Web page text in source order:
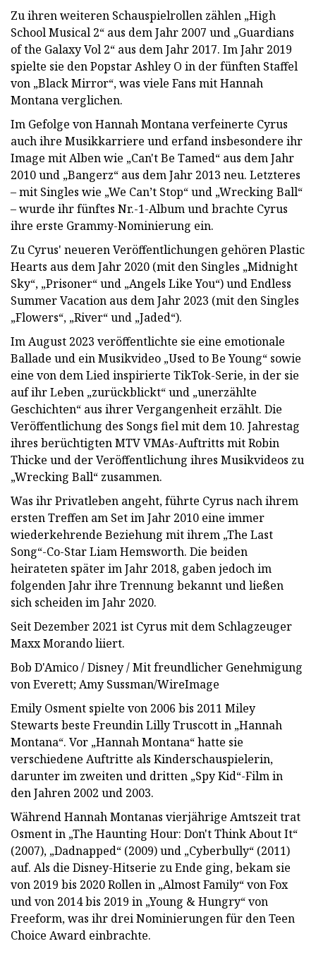
Zu ihren weiteren Schauspielrollen zählen „High
School Musical 2“ aus dem Jahr 2007 und „Guardians
of the Galaxy Vol 2“ aus dem Jahr 2017. Im Jahr 2019
spielte sie den Popstar Ashley O in der fünften Staffel
von „Black Mirror“, was viele Fans mit Hannah
Montana verglichen.
Im Gefolge von Hannah Montana verfeinerte Cyrus
auch ihre Musikkarriere und erfand insbesondere ihr
Image mit Alben wie „Can't Be Tamed“ aus dem Jahr
2010 und „Bangerz“ aus dem Jahr 2013 neu. Letzteres
– mit Singles wie „We Can’t Stop“ und „Wrecking Ball“
– wurde ihr fünftes Nr.-1-Album und brachte Cyrus
ihre erste Grammy-Nominierung ein.
Zu Cyrus' neueren Veröffentlichungen gehören Plastic
Hearts aus dem Jahr 2020 (mit den Singles „Midnight
Sky“, „Prisoner“ und „Angels Like You“) und Endless
Summer Vacation aus dem Jahr 2023 (mit den Singles
„Flowers“, „River“ und „Jaded“).
Im August 2023 veröffentlichte sie eine emotionale
Ballade und ein Musikvideo „Used to Be Young“ sowie
eine von dem Lied inspirierte TikTok-Serie, in der sie
auf ihr Leben „zurückblickt“ und „unerzählte
Geschichten“ aus ihrer Vergangenheit erzählt. Die
Veröffentlichung des Songs fiel mit dem 10. Jahrestag
ihres berüchtigten MTV VMAs-Auftritts mit Robin
Thicke und der Veröffentlichung ihres Musikvideos zu
„Wrecking Ball“ zusammen.
Was ihr Privatleben angeht, führte Cyrus nach ihrem
ersten Treffen am Set im Jahr 2010 eine immer
wiederkehrende Beziehung mit ihrem „The Last
Song“-Co-Star Liam Hemsworth. Die beiden
heirateten später im Jahr 2018, gaben jedoch im
folgenden Jahr ihre Trennung bekannt und ließen
sich scheiden im Jahr 2020.
Seit Dezember 2021 ist Cyrus mit dem Schlagzeuger
Maxx Morando liiert.
Bob D'Amico / Disney / Mit freundlicher Genehmigung
von Everett; Amy Sussman/WireImage
Emily Osment spielte von 2006 bis 2011 Miley
Stewarts beste Freundin Lilly Truscott in „Hannah
Montana“. Vor „Hannah Montana“ hatte sie
verschiedene Auftritte als Kinderschauspielerin,
darunter im zweiten und dritten „Spy Kid“-Film in
den Jahren 2002 und 2003.
Während Hannah Montanas vierjährige Amtszeit trat
Osment in „The Haunting Hour: Don't Think About It“
(2007), „Dadnapped“ (2009) und „Cyberbully“ (2011)
auf. Als die Disney-Hitserie zu Ende ging, bekam sie
von 2019 bis 2020 Rollen in „Almost Family“ von Fox
und von 2014 bis 2019 in „Young & Hungry“ von
Freeform, was ihr drei Nominierungen für den Teen
Choice Award einbrachte.